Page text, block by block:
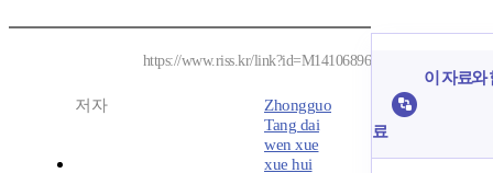
https://www.riss.kr/link?id=M14106896
저자
Zhongguo
Tang dai
wen xue
xue hui
이 자료와
료